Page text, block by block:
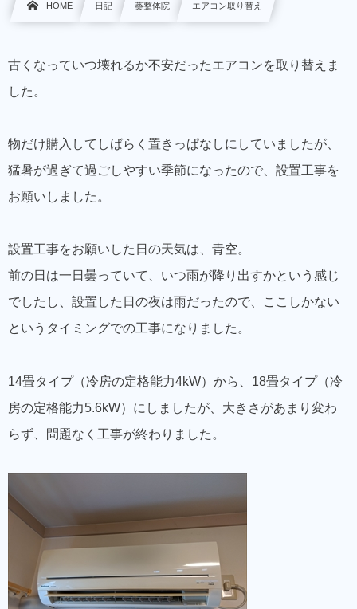
HOME 日記 葵整体院 エアコン取り替え
古くなっていつ壊れるか不安だったエアコンを取り替えま
した。
物だけ購入してしばらく置きっぱなしにしていましたが、
猛暑が過ぎて過ごしやすい季節になったので、設置工事を
お願いしました。
設置工事をお願いした日の天気は、青空。
前の日は一日曇っていて、いつ雨が降り出すかという感じ
でしたし、設置した日の夜は雨だったので、ここしかない
というタイミングでの工事になりました。
14畳タイプ（冷房の定格能力4kW）から、18畳タイプ（冷
房の定格能力5.6kW）にしましたが、大きさがあまり変わ
らず、問題なく工事が終わりました。